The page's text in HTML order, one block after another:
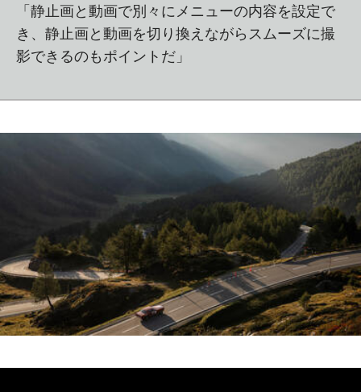
「静止画と動画で別々にメニューの内容を設定で
き、静止画と動画を切り換えながらスムーズに撮
影できるのもポイントだ」